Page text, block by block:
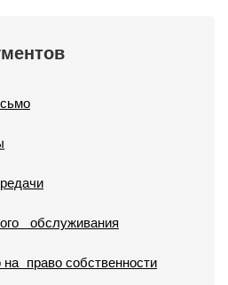
обслуживания
право собственности